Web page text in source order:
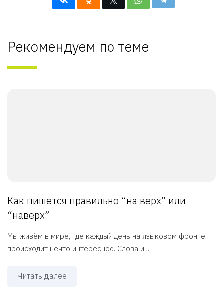
Рекомендуем по теме
Как пишется правильно “на верх” или
“наверх”
Мы живём в мире, где каждый день на языковом фронте
происходит нечто интересное. Слова и ...
Читать далее